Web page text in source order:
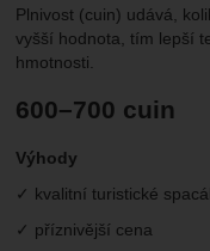
Plnivost (cuin) udává,
vyšší hodnota, tím lepší
hmotnosti.
600–700 cuin
Výhody
✓ kvalitní turistické
✓ příznivější cena